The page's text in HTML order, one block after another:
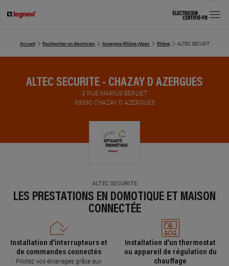
MENU
Accueil Rechercher un électricien Auvergne-Rhône-Alpes Rhône ALTEC SECURITE
ALTEC SECURITE - CHAZAY D AZERGUES
3 RUE MARIUS BERLIET
69380 CHAZAY D AZERGUES
ALTEC SECURITE
LES PRESTATIONS EN DOMOTIQUE ET MAISON
CONNECTÉE
Installation d’interrupteurs et
de commandes connectés
Pilotez vos éclairages grâce aux
Installation d’un thermostat
ou appareil de régulation du
chauffage